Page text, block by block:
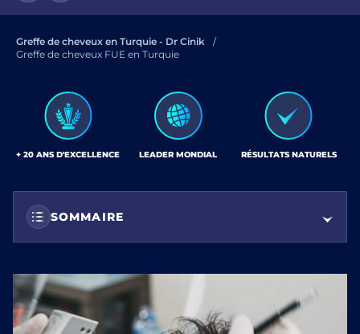
Greffe de cheveux en Turquie - Dr Cinik
Greffe de cheveux FUE en Turquie
+ 20 ANS D'EXCELLENCE LEADER MONDIAL RÉSULTATS NATURELS
SOMMAIRE